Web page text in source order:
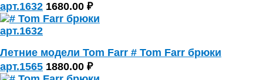
арт.1632 1680.00 ₽
Летние модели Tom Farr # Tom Farr брюки
арт.1565 1880.00 ₽